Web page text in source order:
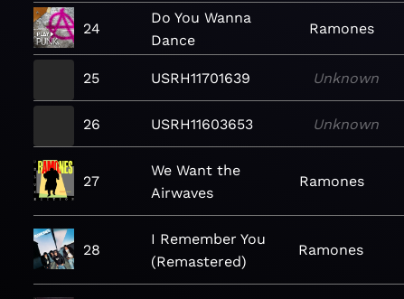
24
Do You Wanna
Dance
Ramones
25 USRH11701639 Unknown
26 USRH11603653 Unknown
27
We Want the
Airwaves
Ramones
28
I Remember You
(Remastered)
Ramones